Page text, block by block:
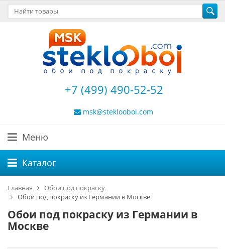
+7 (499) 490-52-52
msk@steklooboi.com
Меню
Каталог
Главная
Обои под покраску
Обои под покраску из Германии в Москве
Обои под покраску из Германии в
Москве